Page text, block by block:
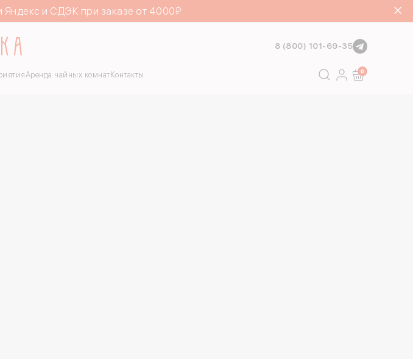
Яндекс и СДЭК при заказе от 4000₽
8 (800) 101-69-35
Поиск
Аренда чайных комнат Контакты 0